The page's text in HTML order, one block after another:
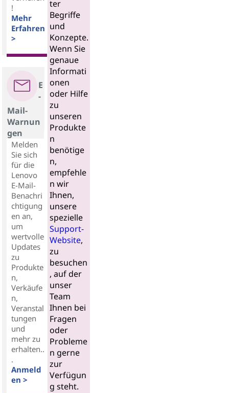
!
Mehr
Erfahren
>
E
-
Mail-
Warnun
gen
Melden
Sie sich
für die
Lenovo
E-Mail-
Benachri
chtigung
en an,
um
wertvolle
Updates
zu
Produkte
n,
Verkäufe
n,
Veranstal
tungen
und
mehr zu
erhalten..
.
Anmeld
en >
ter
Begriffe
und
Konzepte.
Wenn Sie
genaue
Informati
onen
oder Hilfe
zu
unseren
Produkte
n
benötige
n,
empfehle
n wir
Ihnen,
unsere
spezielle
Support-
Website,
zu
besuchen
, auf der
unser
Team
Ihnen bei
Fragen
oder
Probleme
n gerne
zur
Verfügun
g steht.